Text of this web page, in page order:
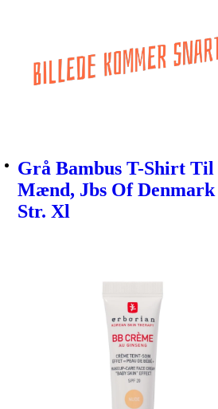
Grå Bambus T-Shirt Til
Mænd, Jbs Of Denmark
Str. Xl